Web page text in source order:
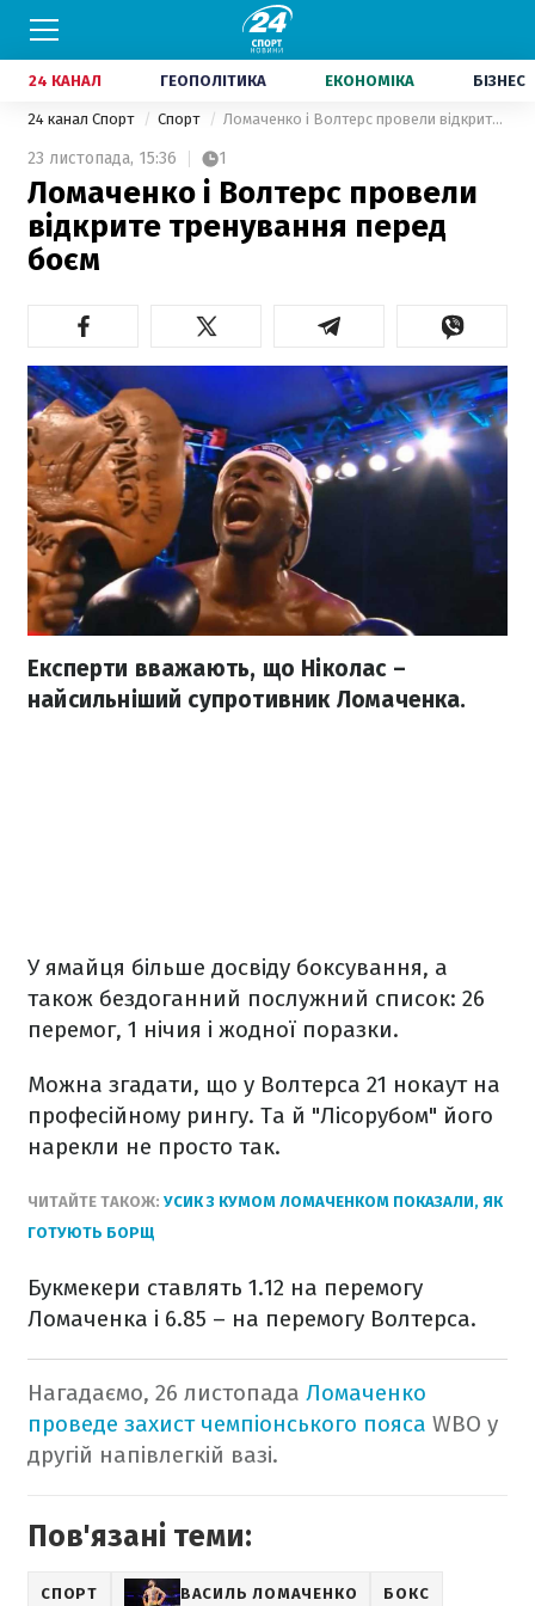
24 КАНАЛ ГЕОПОЛІТИКА ЕКОНОМІКА БІЗНЕС
24 канал Спорт Спорт Ломаченко і Волтерс провели відкрите тренування перед боєм
23 листопада, 15:36 1
Ломаченко і Волтерс провели
відкрите тренування перед
боєм
Експерти вважають, що Ніколас –
найсильніший супротивник Ломаченка.
У ямайця більше досвіду боксування, а
також бездоганний послужний список: 26
перемог, 1 нічия і жодної поразки.
Можна згадати, що у Волтерса 21 нокаут на
професійному рингу. Та й "Лісорубом" його
нарекли не просто так.
ЧИТАЙТЕ ТАКОЖ: УСИК З КУМОМ ЛОМАЧЕНКОМ ПОКАЗАЛИ, ЯК
ГОТУЮТЬ БОРЩ
Букмекери ставлять 1.12 на перемогу
Ломаченка і 6.85 – на перемогу Волтерса.
Нагадаємо, 26 листопада Ломаченко
проведе захист чемпіонського пояса WBO у
другій напівлегкій вазі.
Пов'язані теми:
СПОРТ ВАСИЛЬ ЛОМАЧЕНКО БОКС